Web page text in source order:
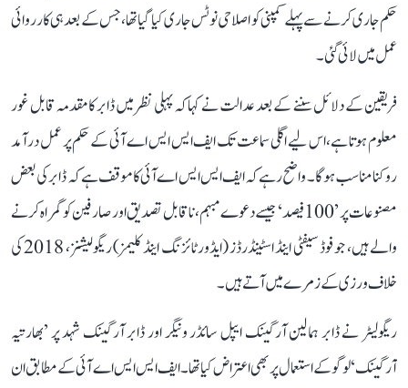
حکم جاری کرنے سے پہلے کمپنی کو اصلاحی نوٹس جاری کیا گیا تھا، جس کے بعد ہی کارروائی
عمل میں لائی گئی۔
فریقین کے دلائل سننے کے بعد عدالت نے کہا کہ پہلی نظر میں ڈابر کا مقدمہ قابل غور
معلوم ہوتا ہے، اس لیے اگلی سماعت تک ایف ایس ایس اے آئی کے حکم پر عمل درآمد
روکنا مناسب ہوگا۔ واضح رہے کہ ایف ایس ایس اے آئی کا موقف ہے کہ ڈابر کی بعض
مصنوعات پر ’100 فیصد‘ جیسے دعوے مبہم، ناقابل تصدیق اور صارفین کو گمراہ کرنے
والے ہیں، جو فوڈ سیفٹی اینڈ اسٹینڈرڈز (ایڈورٹائزنگ اینڈ کلیمز) ریگولیشنز، 2018 کی
خلاف ورزی کے زمرے میں آتے ہیں۔
ریگولیٹر نے ڈابر ہمالین آرگینک ایپل سائڈر ونیگر اور ڈابر آرگینک شہد پر ’بھارتیہ
آرگینک‘ لوگو کے استعمال پر بھی اعتراض کیا تھا۔ ایف ایس ایس اے آئی کے مطابق ان